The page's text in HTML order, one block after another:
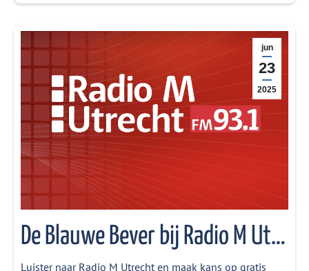
jun
23
2025
De Blauwe Bever bij Radio M Utrecht
Luister naar Radio M Utrecht en maak kans op gratis